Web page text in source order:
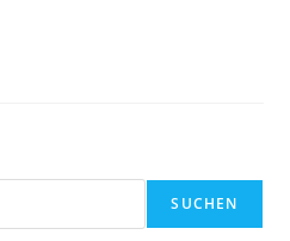
SUCHEN